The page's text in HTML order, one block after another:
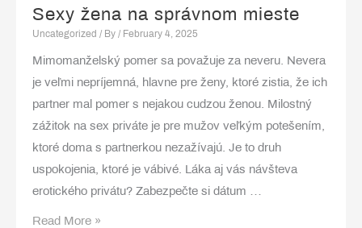
Sexy žena na správnom mieste
Uncategorized / By / February 4, 2025
Mimomanželský pomer sa považuje za neveru. Nevera
je veľmi nepríjemná, hlavne pre ženy, ktoré zistia, že ich
partner mal pomer s nejakou cudzou ženou. Milostný
zážitok na sex priváte je pre mužov veľkým potešením,
ktoré doma s partnerkou nezažívajú. Je to druh
uspokojenia, ktoré je vábivé. Láka aj vás návšteva
erotického privátu? Zabezpečte si dátum …
Sexy
Read More »